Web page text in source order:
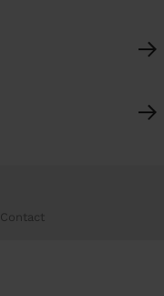
Contact